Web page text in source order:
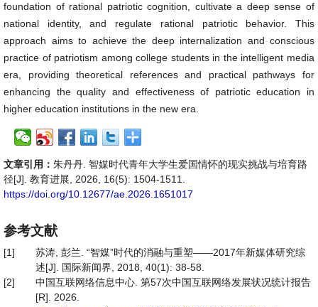
foundation of rational patriotic cognition, cultivate a deep sense of
national identity, and regulate rational patriotic behavior. This
approach aims to achieve the deep internalization and conscious
practice of patriotism among college students in the intelligent media
era, providing theoretical references and practical pathways for
enhancing the quality and effectiveness of patriotic education in
higher education institutions in the new era.
文章引用： 朱丹丹. 智媒时代青年大学生爱国情怀的现实挑战与培育路
径[J]. 教育进展, 2026, 16(5): 1504-1511.
https://doi.org/10.12677/ae.2026.1651017
参考文献
[1]
苏涛, 彭兰. “智媒”时代的消融与重塑——2017年新媒体研究综
述[J]. 国际新闻界, 2018, 40(1): 38-58.
[2]
中国互联网络信息中心. 第57次中国互联网络发展状况统计报告
[R]. 2026.